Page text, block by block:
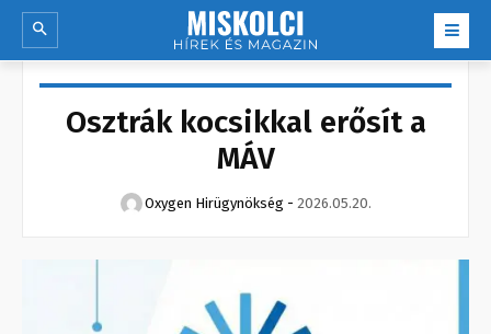
Osztrák kocsikkal erősít a
MÁV
Oxygen Hirügynökség - 2026.05.20.